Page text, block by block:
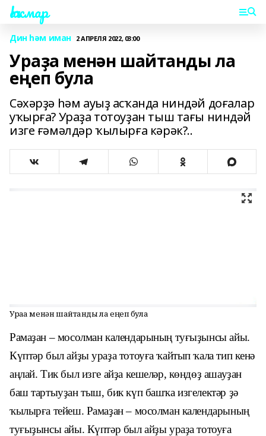
Һаҡмар
Дин һәм иман 2 АПРЕЛЯ 2022, 03:00
Ураҙа менән шайтанды ла
еңеп була
Сәхәрҙә һәм ауыҙ асҡанда ниндәй доғалар
уҡырға? Ураҙа тотоуҙан тыш тағы ниндәй
изге ғәмәлдәр ҡылырға кәрәк?..
Ураҙа менән шайтанды ла еңеп була
Рамаҙан – мосолман календарының туғыҙынсы айы.
Күптәр был айҙы ураҙа тотоуға ҡайтып ҡала тип кенә
аңлай. Тик был изге айҙа кешеләр, көндөҙ ашауҙан
баш тартыуҙан тыш, бик күп башҡа изгелектәр ҙә
ҡылырға тейеш. Рамаҙан – мосолман календарының
туғыҙынсы айы. Күптәр был айҙы ураҙа тотоуға